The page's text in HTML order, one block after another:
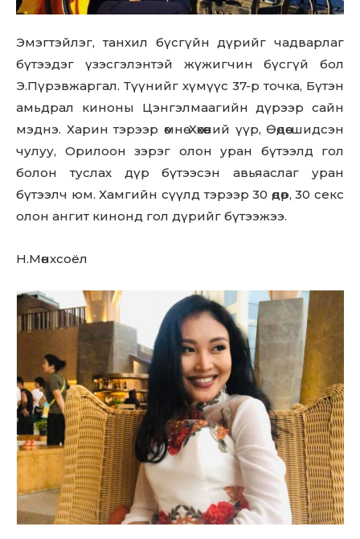
out!
Sing up for our newsletter
to stay in the loop.
SUBSCRIBE
Эмэгтэйлэг, танхил бүсгүйн дүрийг чадварлаг
бүтээдэг үзэсгэлэнтэй жүжигчин бүсгүй бол
Э.Пүрэвжаргал. Түүнийг хүмүүс 37-р точка, Бүтэн
амьдрал киноны Цэнгэлмаагийн дүрээр сайн
мэднэ. Харин тэрээр өмнө Хөхөөний үүр, Өөдөө шидсэн
чулуу, Орилоон зэрэг олон уран бүтээлд гол
болон туслах дүр бүтээсэн авьяаслаг уран
бүтээлч юм. Хамгийн сүүлд тэрээр 30 өдөр, 30 секс
олон ангит кинонд гол дүрийг бүтээжээ.
Н.Мөнхсоёл